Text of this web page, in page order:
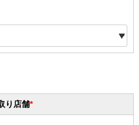
り店舗